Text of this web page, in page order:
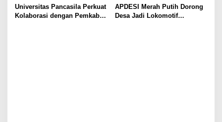
Universitas Pancasila Perkuat
Kolaborasi dengan Pemkab
APDESI Merah Putih Dorong
Desa Jadi Lokomotif